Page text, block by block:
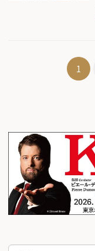
ゲ
ー
ョ
ン
1